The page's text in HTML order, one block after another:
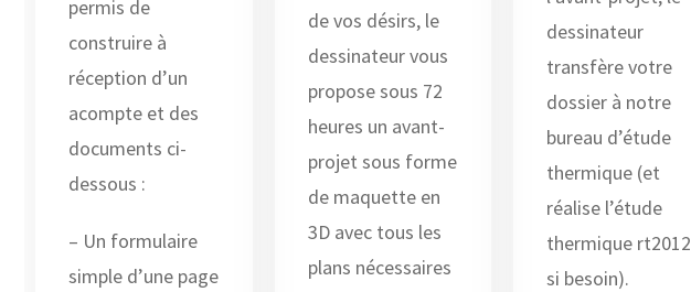
permis de
construire à
réception d’un
acompte et des
documents ci-
dessous :
– Un formulaire
simple d’une page
de vos désirs, le
dessinateur vous
propose sous 72
heures un avant-
projet sous forme
de maquette en
3D avec tous les
plans nécessaires
dessinateur
transfère votre
dossier à notre
bureau d’étude
thermique (et
réalise l’étude
thermique rt2012
si besoin).